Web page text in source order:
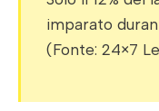
imparato
(Fonte: 24×7